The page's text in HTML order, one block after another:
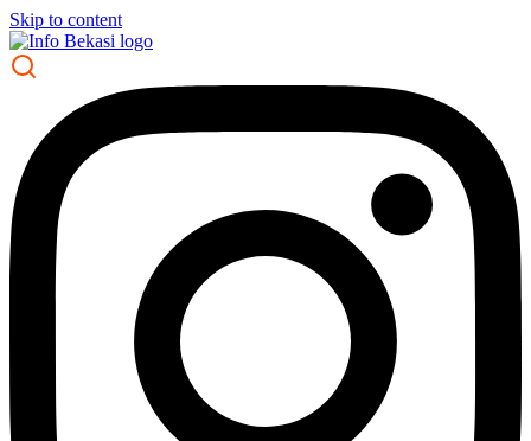
Skip to content